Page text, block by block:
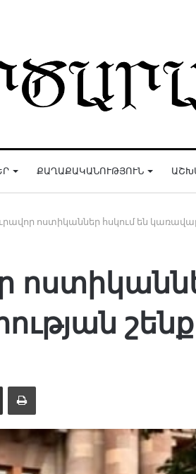
ՔԱՂԱՔԱԿԱՆՈՒԹՅՈՒՆ
ոստիկաններ հսկում են
Share via Email Print